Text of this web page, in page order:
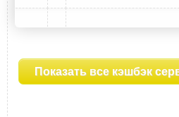
Показать все кэшбэк